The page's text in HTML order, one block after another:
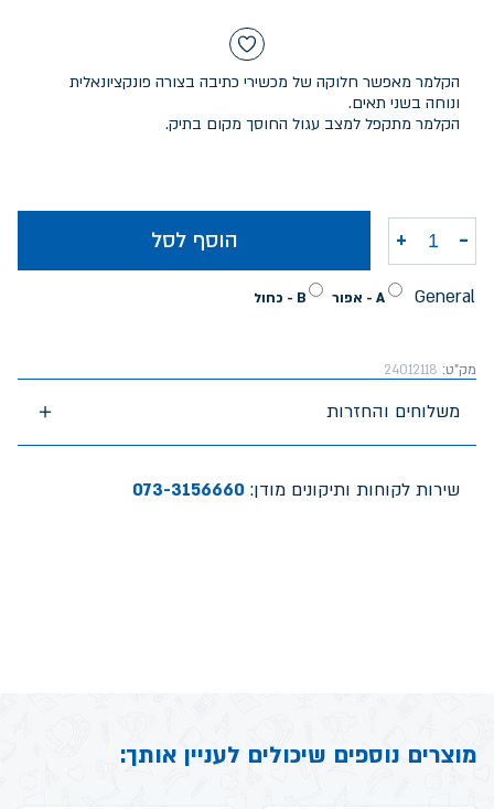
הקלמר מאפשר חלוקה של מכשירי כתיבה בצורה פונקציונאלית
ונוחה בשני תאים.
הקלמר מתקפל למצב עגול החוסך מקום בתיק.
General A - אפור B - כחול
- כמות של קלמר אקספלור עגול 2 תאים בנים חלק שחור כחול אפור
+ הוסף לסל
מק"ט: 24012118
משלוחים והחזרות
שירות לקוחות ותיקונים מודן: 073-3156660
מוצרים נוספים שיכולים לעניין אותך: